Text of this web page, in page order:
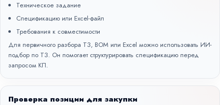
Техническое задание
Спецификацию или Excel-файл
Требования к совместимости
Для первичного разбора ТЗ, BOM или Excel можно использовать ИИ-
подбор по ТЗ. Он помогает структурировать спецификацию перед
запросом КП.
Проверка позиции для закупки